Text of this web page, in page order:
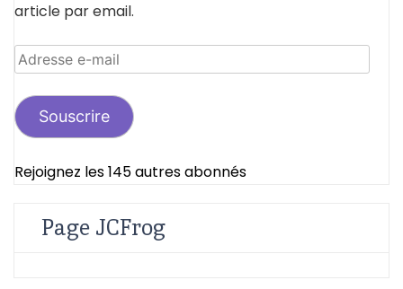
article par email.
Adresse
e-
mail
Souscrire
Rejoignez les 145 autres abonnés
Page JCFrog